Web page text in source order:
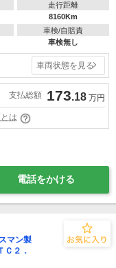
走行距離
8160Km
車検/自賠責
車検無し
車両状態を見る
支払総額 173.18 万円
は
電話をかける
マン製
２．